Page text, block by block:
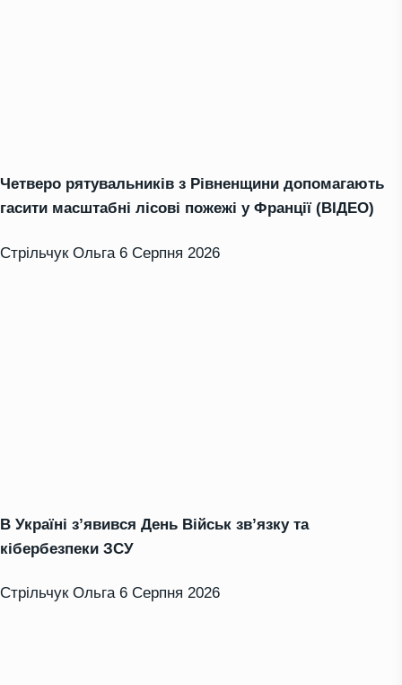
Четверо рятувальників з Рівненщини допомагають
гасити масштабні лісові пожежі у Франції (ВІДЕО)
Стрільчук Ольга 6 Серпня 2026
В Україні з’явився День Військ зв’язку та
кібербезпеки ЗСУ
Стрільчук Ольга 6 Серпня 2026